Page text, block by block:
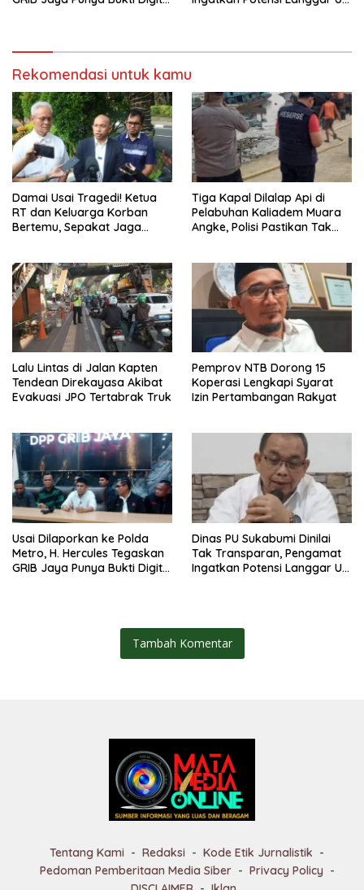
Rekomendasi untuk kamu
Damai Usai Tragedi! Ketua
RT dan Keluarga Korban
Bertemu, Sepakat Jaga
Tiga Kapal Dilalap Api di
Pelabuhan Kaliadem Muara
Angke, Polisi Pastikan Tak
Lalu Lintas di Jalan Kapten
Tendean Direkayasa Akibat
Evakuasi JPO Tertabrak Truk
Pemprov NTB Dorong 15
Koperasi Lengkapi Syarat
Izin Pertambangan Rakyat
Usai Dilaporkan ke Polda
Metro, H. Hercules Tegaskan
GRIB Jaya Punya Bukti Digital
Dinas PU Sukabumi Dinilai
Tak Transparan, Pengamat
Ingatkan Potensi Langgar UU
Tambah Komentar
Tentang Kami Redaksi
Kode Etik Jurnalistik
Pedoman Pemberitaan Media Siber
Privacy Policy